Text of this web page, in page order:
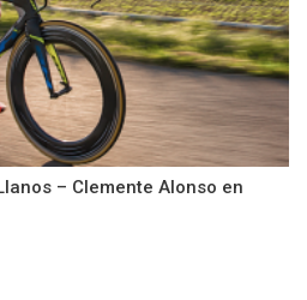
– Clemente Alonso en